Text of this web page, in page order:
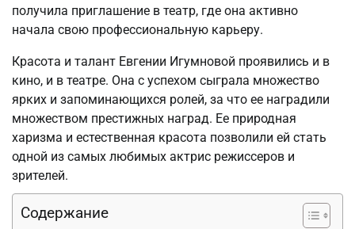
получила приглашение в театр, где она активно
начала свою профессиональную карьеру.
Красота и талант Евгении Игумновой проявились и в
кино, и в театре. Она с успехом сыграла множество
ярких и запоминающихся ролей, за что ее наградили
множеством престижных наград. Ее природная
харизма и естественная красота позволили ей стать
одной из самых любимых актрис режиссеров и
зрителей.
Содержание